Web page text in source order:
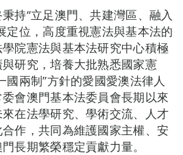
持“立足澳門、共建灣區、融入
定位，高度重視憲法與基本法的
院憲法與基本法研究中心積極
研究，培養大批熟悉國家憲
國兩制”方針的愛國愛澳法律人
會澳門基本法委員會長期以來
在法學研究、學術交流、人才
作，共同為維護國家主權、安
長期繁榮穩定貢獻力量。